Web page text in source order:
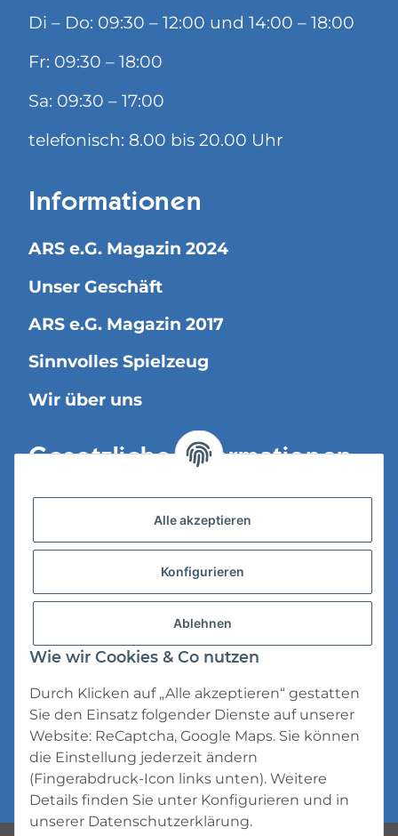
Di – Do: 09:30 – 12:00 und 14:00 – 18:00
Fr: 09:30 – 18:00
Sa: 09:30 – 17:00
telefonisch: 8.00 bis 20.00 Uhr
Informationen
ARS e.G. Magazin 2024
Unser Geschäft
ARS e.G. Magazin 2017
Sinnvolles Spielzeug
Wir über uns
Gesetzliche Informationen
Versandinformationen
Datenschutz
Impressum
* Alle Preise inkl. gesetzlicher USt., zzgl.
Versand
Alle akzeptieren
Konfigurieren
Ablehnen
Wie wir Cookies & Co nutzen
Durch Klicken auf „Alle akzeptieren“ gestatten
Sie den Einsatz folgender Dienste auf unserer
Website: ReCaptcha, Google Maps. Sie können
die Einstellung jederzeit ändern
(Fingerabdruck-Icon links unten). Weitere
Details finden Sie unter Konfigurieren und in
unserer Datenschutzerklärung.